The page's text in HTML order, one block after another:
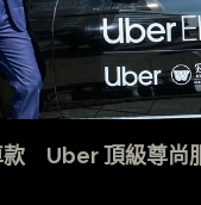
款 Uber 頂級尊尚